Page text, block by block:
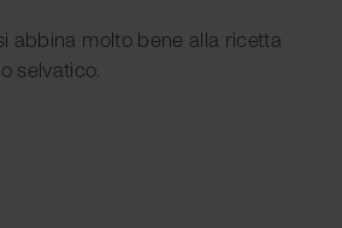
abbina molto bene alla ricetta
selvatico.